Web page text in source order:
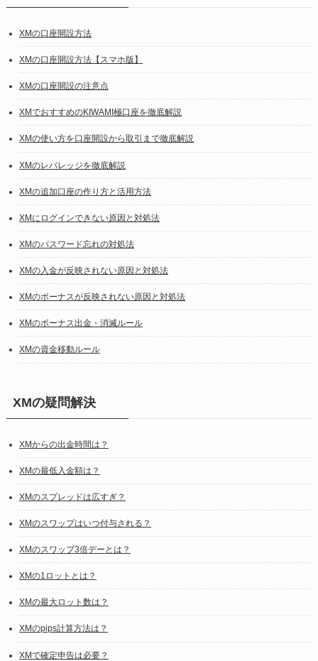
XMの口座開設方法
XMの口座開設方法【スマホ版】
XMの口座開設の注意点
XMでおすすめのKIWAMI極口座を徹底解説
XMの使い方を口座開設から取引まで徹底解説
XMのレバレッジを徹底解説
XMの追加口座の作り方と活用方法
XMにログインできない原因と対処法
XMのパスワード忘れの対処法
XMの入金が反映されない原因と対処法
XMのボーナスが反映されない原因と対処法
XMのボーナス出金・消滅ルール
XMの資金移動ルール
XMの疑問解決
XMからの出金時間は？
XMの最低入金額は？
XMのスプレッドは広すぎ？
XMのスワップはいつ付与される？
XMのスワップ3倍デーとは？
XMの1ロットとは？
XMの最大ロット数は？
XMのpips計算方法は？
XMで確定申告は必要？